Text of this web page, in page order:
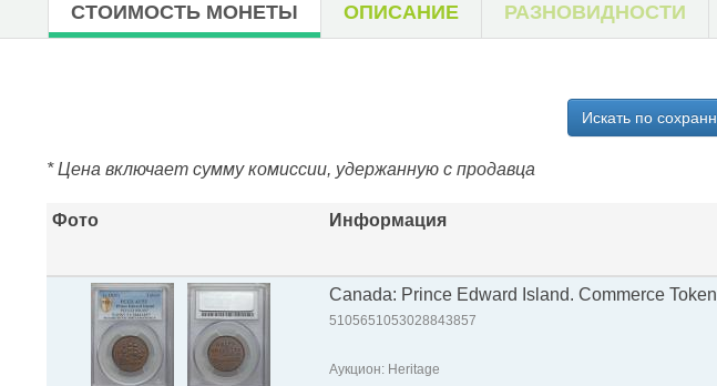
СТОИМОСТЬ МОНЕТЫ ОПИСАНИЕ РАЗНОВИДНОСТИ
Искать по
* Цена включает сумму комиссии, удержанную с продавца
Фото Информация
Canada: Prince Edward Island. Commerce
5105651053028843857
Аукцион: Heritage